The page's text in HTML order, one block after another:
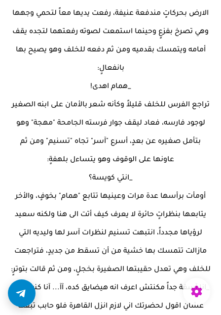
الارض بحركاتٍ مندفعة عنيفة، رفعت يديها معاً لتحمي وجهها
وهي تصرخ بفزعٍ وحينما استمعت لصوته رفعتهما لتجده يقف
أمامه ويتمسك بقدميه ومن ثم دفعه للخلف وهو يصيح بها
بانفعالٍ:
_همام اهدى!
تراجع الفرس للخلف قليلاً وكأنه شعر بالأمان على ابنه الصغير
لوجود فارسه، فعاد ليقف جوار فرسته الجامحة "مهجة" وهو
بتأمل صغيره عن بعدٍ، أسرع "آسر" تجاه "تسنيم" ومن ثم
عاونها على الوقوف وهو يتساءل بلهفةٍ:
_انتي كويسة؟
أومأت برأسها عدة مرات وعينيها تتابع "همام" بخوفٍ، والأخر
يتابعها بنظراتٍ حائرة لا يعرف كيف أتت الى هنا ولكنه سعيد
لرؤياها مجدداً، انتبهت تسنيم لنظرات آسر لها وليديه التي
مازالت تتمسك بها خشية من أن تسقط من جديدٍ، فتراجعت
للخلف وهي تعدل حقيبتها الصغيرة بخجلٍ، ومن ثم قالت بتوترٍ:
_انا آسفة جداً مكنتش اعرف انه هيضايق كده، آآ... آنا كنت جاية
عشان اقول لحضرتك اني لازم انزل القاهرة فلو حابب تبعت